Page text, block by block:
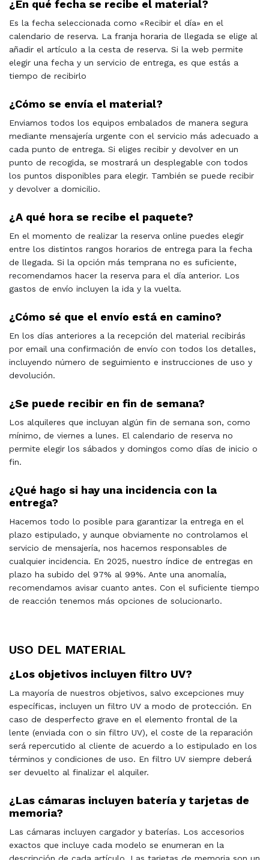
¿En qué fecha se recibe el material?
Es la fecha seleccionada como «Recibir el día» en el
calendario de reserva. La franja horaria de llegada se elige al
añadir el artículo a la cesta de reserva. Si la web permite
elegir una fecha y un servicio de entrega, es que estás a
tiempo de recibirlo
¿Cómo se envía el material?
Enviamos todos los equipos embalados de manera segura
mediante mensajería urgente con el servicio más adecuado a
cada punto de entrega. Si eliges recibir y devolver en un
punto de recogida, se mostrará un desplegable con todos
los puntos disponibles para elegir. También se puede recibir
y devolver a domicilio.
¿A qué hora se recibe el paquete?
En el momento de realizar la reserva online puedes elegir
entre los distintos rangos horarios de entrega para la fecha
de llegada. Si la opción más temprana no es suficiente,
recomendamos hacer la reserva para el día anterior. Los
gastos de envío incluyen la ida y la vuelta.
¿Cómo sé que el envío está en camino?
En los días anteriores a la recepción del material recibirás
por email una confirmación de envío con todos los detalles,
incluyendo número de seguimiento e instrucciones de uso y
devolución.
¿Se puede recibir en fin de semana?
Los alquileres que incluyan algún fin de semana son, como
mínimo, de viernes a lunes. El calendario de reserva no
permite elegir los sábados y domingos como días de inicio o
fin.
¿Qué hago si hay una incidencia con la
entrega?
Hacemos todo lo posible para garantizar la entrega en el
plazo estipulado, y aunque obviamente no controlamos el
servicio de mensajería, nos hacemos responsables de
cualquier incidencia. En 2025, nuestro índice de entregas en
plazo ha subido del 97% al 99%. Ante una anomalía,
recomendamos avisar cuanto antes. Con el suficiente tiempo
de reacción tenemos más opciones de solucionarlo.
USO DEL MATERIAL
¿Los objetivos incluyen filtro UV?
La mayoría de nuestros objetivos, salvo excepciones muy
específicas, incluyen un filtro UV a modo de protección. En
caso de desperfecto grave en el elemento frontal de la
lente (enviada con o sin filtro UV), el coste de la reparación
será repercutido al cliente de acuerdo a lo estipulado en los
términos y condiciones de uso. En filtro UV siempre deberá
ser devuelto al finalizar el alquiler.
¿Las cámaras incluyen batería y tarjetas de
memoria?
Las cámaras incluyen cargador y baterías. Los accesorios
exactos que incluye cada modelo se enumeran en la